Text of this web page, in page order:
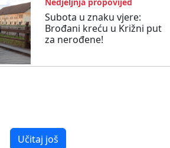
Subota u znaku vjere:
Brođani kreću u Križni put
za nerođene!
Učitaj još